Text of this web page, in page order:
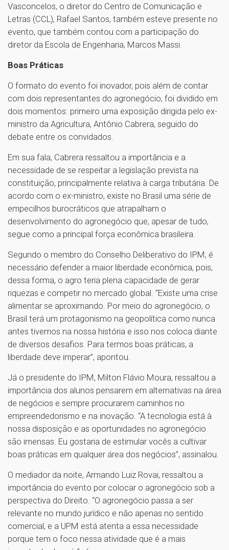
Vasconcelos, o diretor do Centro de Comunicação e
Letras (CCL), Rafael Santos, também esteve presente no
evento, que também contou com a participação do
diretor da Escola de Engenharia, Marcos Massi.
Boas Práticas
O formato do evento foi inovador, pois além de contar
com dois representantes do agronegócio, foi dividido em
dois momentos: primeiro uma exposição dirigida pelo ex-
ministro da Agricultura, Antônio Cabrera, seguido do
debate entre os convidados.
Em sua fala, Cabrera ressaltou a importância e a
necessidade de se respeitar a legislação prevista na
constituição, principalmente relativa à carga tributária. De
acordo com o ex-ministro, existe no Brasil uma série de
empecilhos burocráticos que atrapalham o
desenvolvimento do agronegócio que, apesar de tudo,
segue como a principal força econômica brasileira.
Segundo o membro do Conselho Deliberativo do IPM, é
necessário defender a maior liberdade econômica, pois,
dessa forma, o agro teria plena capacidade de gerar
riquezas e competir no mercado global. “Existe uma crise
alimentar se aproximando. Por meio do agronegócio, o
Brasil terá um protagonismo na geopolítica como nunca
antes tivemos na nossa história e isso nos coloca diante
de diversos desafios. Para termos boas práticas, a
liberdade deve imperar”, apontou.
Já o presidente do IPM, Milton Flávio Moura, ressaltou a
importância dos alunos pensarem em alternativas na área
de negócios e sempre procurarem caminhos no
empreendedorismo e na inovação. “A tecnologia está à
nossa disposição e as oportunidades no agronegócio
são imensas. Eu gostaria de estimular vocês a cultivar
boas práticas em qualquer área dos negócios”, assinalou.
O mediador da noite, Armando Luiz Rovai, ressaltou a
importância do evento por colocar o agronegócio sob a
perspectiva do Direito. “O agronegócio passa a ser
relevante no mundo jurídico e não apenas no sentido
comercial, e a UPM está atenta a essa necessidade
porque tem o foco nessa atividade que é a mais